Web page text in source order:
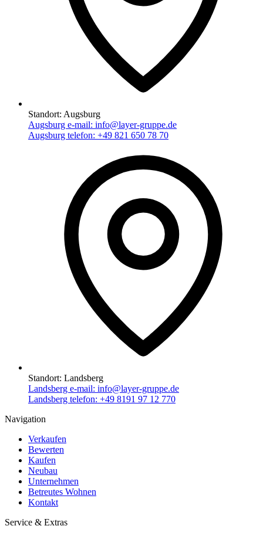
Standort: Augsburg
Augsburg e-mail: info@layer-gruppe.de
Augsburg telefon: +49 821 650 78 70
Standort: Landsberg
Landsberg e-mail: info@layer-gruppe.de
Landsberg telefon: +49 8191 97 12 770
Navigation
Verkaufen
Bewerten
Kaufen
Neubau
Unternehmen
Betreutes Wohnen
Kontakt
Service & Extras